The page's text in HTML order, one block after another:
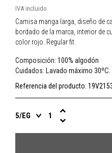
IVA incluido
Camisa manga larga, diseño de
bordado de la marca, interior de
color rojo. Regular fit.
Composición: 100% algodón
Cuidados: Lavado máximo
Referencia del producto: